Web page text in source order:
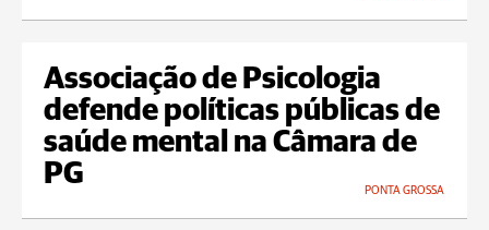
Associação de Psicologia
defende políticas públicas de
saúde mental na Câmara de
PG
PONTA GROSSA